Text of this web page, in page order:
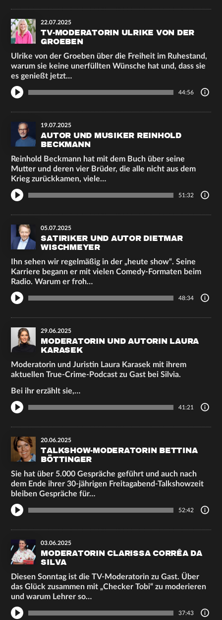
22.07.2025
TV-MODERATORIN ULRIKE VON DER
GROEBEN
Ulrike von der Groeben über die Freiheit im Ruhestand,
warum sie keine unerfüllten Wünsche hat und, dass sie
es genießt jetzt…
44:56
19.07.2025
AUTOR UND MUSIKER REINHOLD
BECKMANN
Reinhold Beckmann hat mit dem Buch über seine
Mutter und deren vier Brüder, die alle nicht aus dem
Krieg zurückkamen, viele…
51:32
05.07.2025
SATIRIKER UND AUTOR DIETMAR
WISCHMEYER
Ihn sehen wir regelmäßig in der „heute show“. Seine
Karriere begann er mit vielen Comedy-Formaten beim
Radio. Warum er froh…
48:34
29.06.2025
MODERATORIN UND AUTORIN LAURA
KARASEK
Moderatorin und Juristin Laura Karasek mit ihrem
aktuellen True-Crime-Podcast zu Gast bei Silvia.
Bei ihr erzählt sie,…
41:21
20.06.2025
TALKSHOW-MODERATORIN BETTINA
BÖTTINGER
Sie hat über 5.000 Gespräche geführt und auch nach
dem Ende ihrer 30-jährigen Freitagabend-Talkshowzeit
bleiben Gespräche für…
52:42
03.06.2025
MODERATORIN CLARISSA CORRÊA DA
SILVA
Diesen Sonntag ist die TV-Moderatorin zu Gast. Über
das Glück zusammen mit „Checker Tobi“ zu moderieren
und warum Lehrer so…
37:43